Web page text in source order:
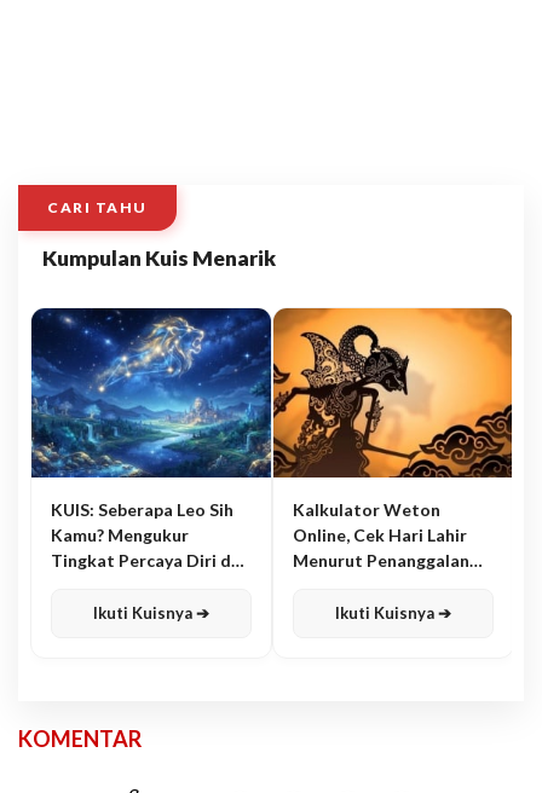
CARI TAHU
Kumpulan Kuis Menarik
KUIS: Seberapa Leo Sih
Kamu? Mengukur
Tingkat Percaya Diri dan
Ikuti Kuisnya ➔
Kalkulator Weton
Online, Cek Hari Lahir
Menurut Penanggalan
Ikuti Kuisnya ➔
KOMENTAR